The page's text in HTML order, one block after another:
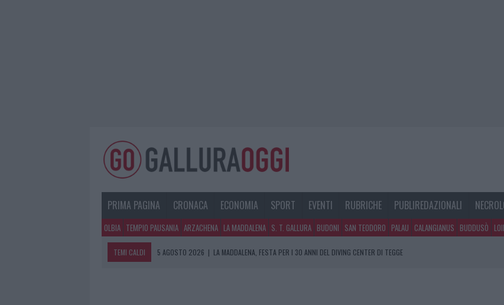
PRIMA PAGINA CRONACA ECONOMIA SPORT EVENTI RUBRICHE PUBLIREDAZIONALI
OLBIA TEMPIO PAUSANIA ARZACHENA LA MADDALENA S. T. GALLURA BUDONI SAN TEODORO PALAU CALANGIANUS BUDDUSÒ
TEMI CALDI 5 AGOSTO 2026 | LA MADDALENA, FESTA PER I 30 ANNI DEL DIVING CENTER DI TEGGE